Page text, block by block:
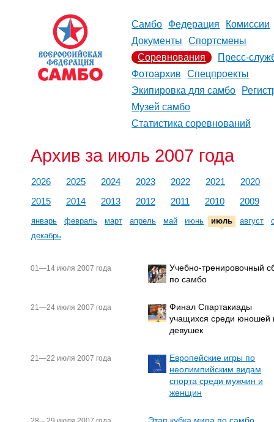
Самбо Федерация
Комиссии
Документы
Спортсмены
Соревнования
Пресс-
Фотоархив
Спецпроекты
Экипировка для самбо
Музей самбо
Статистика соревнований
Архив за июль 2007 года
2026 2025 2024 2023 2022 2021
2020
2015
2014 2013 2012 2011 2010 2009
январь февраль март апрель май июнь июль август
декабрь
01—14 июля 2007 года
Учебно-тренировочный
по самбо
21—24 июля 2007 года
Финал Спартакиады
учащихся среди юношей
девушек
21—22 июля 2007 года
Европейские игры по
неолимпийским видам
спорта среди мужчин и
женщин
Этап кубка мира по самбо